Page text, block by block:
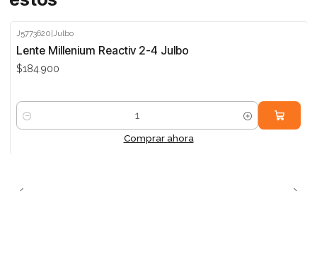
J5773620|Julbo
Lente Millenium Reactiv 2-4 Julbo
$184.900
Cantidad
Comprar ahora